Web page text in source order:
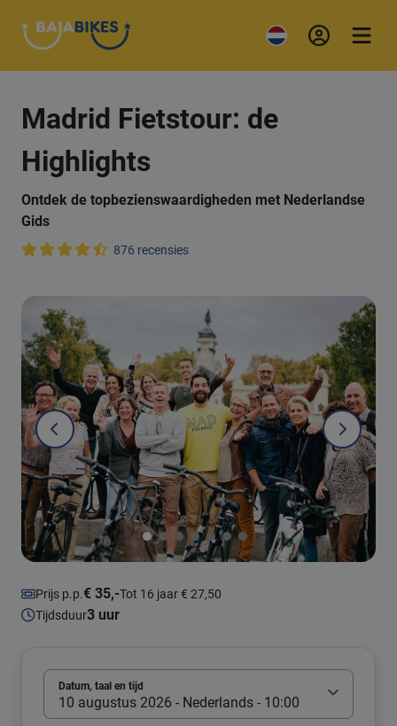
Madrid Fietstour: de
Highlights
Ontdek de topbezienswaardigheden met Nederlandse
Gids
876 recensies
Prijs p.p.€ 35,-Tot 16 jaar € 27,50
Tijdsduur3 uur
Datum, taal en tijd
10 augustus 2026 - Nederlands - 10:00